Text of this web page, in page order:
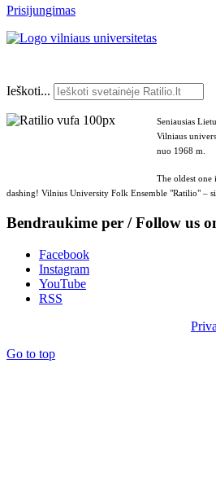
Prisijungimas
Ieškoti...
Seniausias
Vilniaus
nuo 1968 m.
The oldest one
dashing! Vilnius University Folk Ensemble "Ratilio" –
Bendraukime per / Follow us
Facebook
Instagram
YouTube
RSS
Go to top